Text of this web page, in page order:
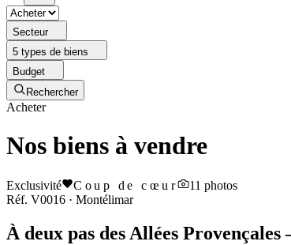
Secteur
5 types de biens
Budget
Rechercher
Acheter
Nos biens à vendre
Exclusivité Coup de cœur 11 photos
Réf. V0016 · Montélimar
À deux pas des Allées